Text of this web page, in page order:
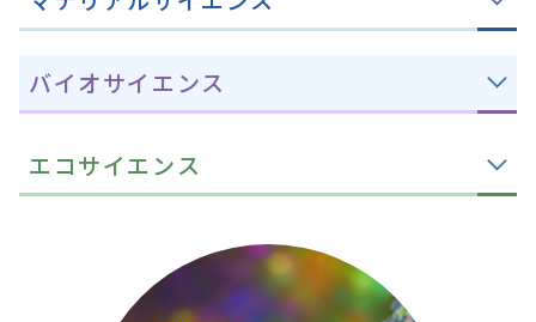
バイオサイエンス
エコサイエンス